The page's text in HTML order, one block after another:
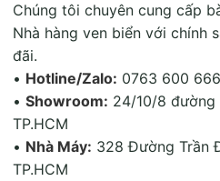
Chúng tôi chuyên cung cấp
Nhà hàng ven biển với chính
đãi.
• Hotline/Zalo: 0763 600 666
• Showroom: 24/10/8 đường
TP.HCM
• Nhà Máy: 328 Đường Trần
TP.HCM